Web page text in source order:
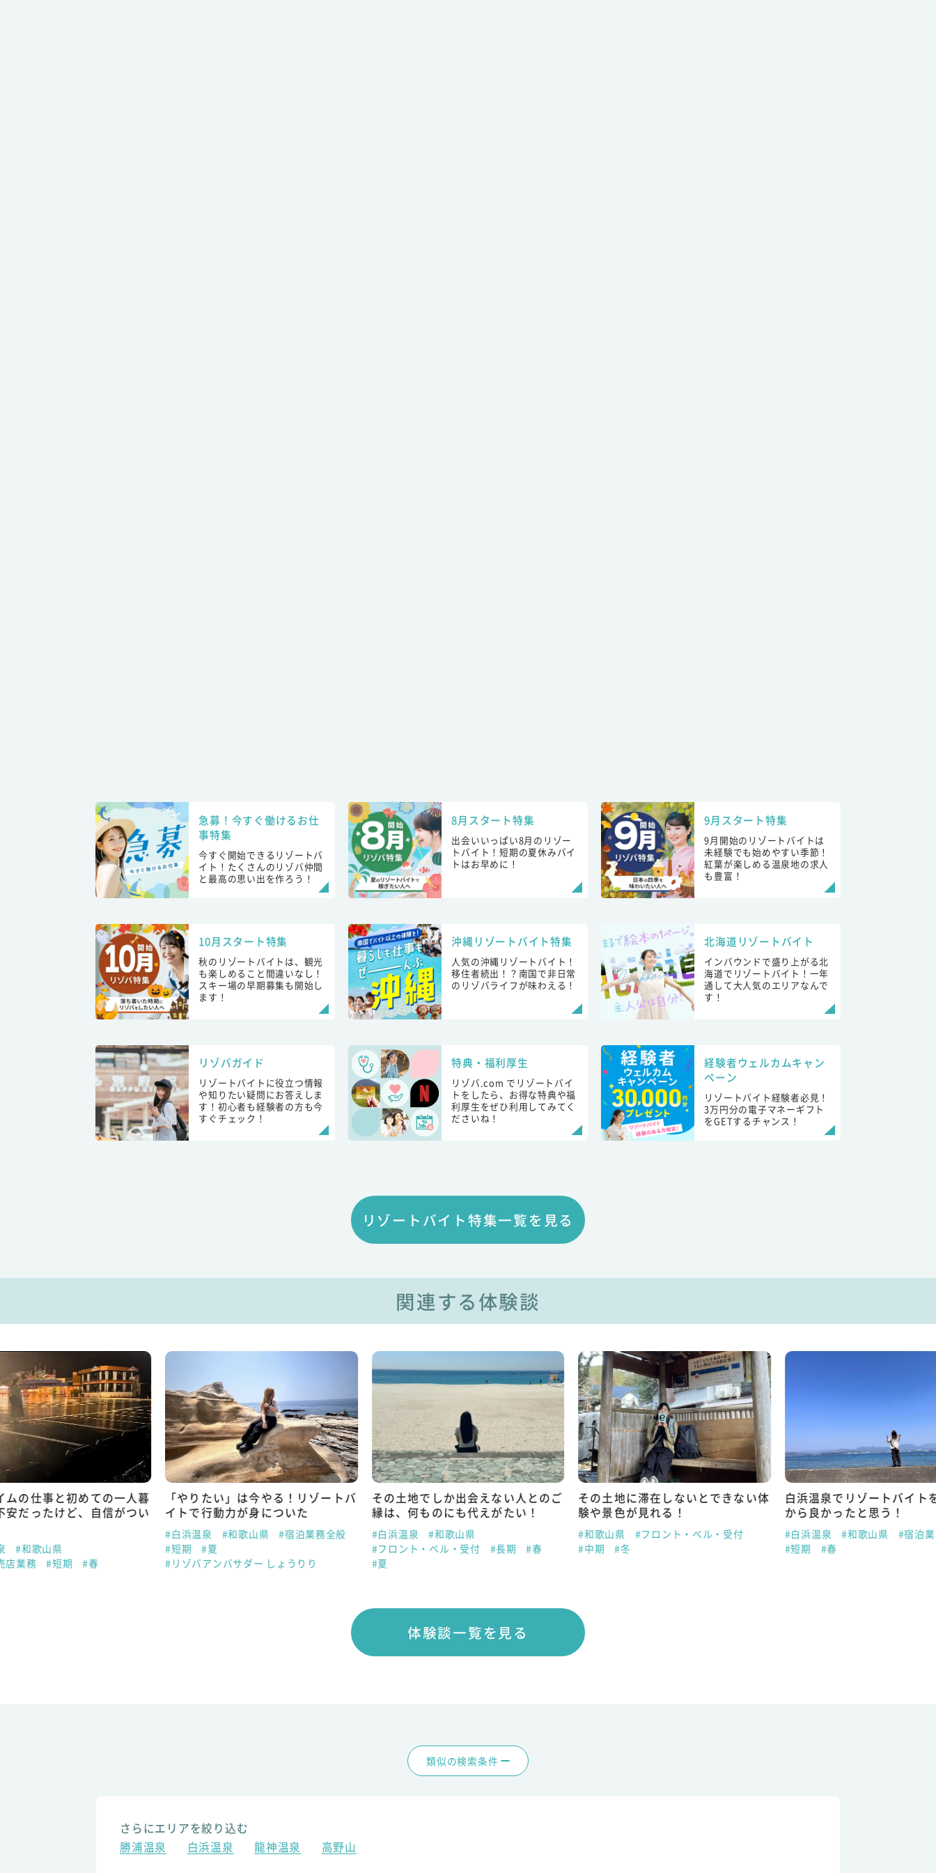
急募！今すぐ働けるお仕
事特集
今すぐ開始できるリゾートバ
イト！たくさんのリゾバ仲間
と最高の思い出を作ろう！
8月スタート特集
出会いいっぱい8月のリゾー
トバイト！短期の夏休みバイ
トはお早めに！
9月スタート特集
9月開始のリゾートバイトは
未経験でも始めやすい季節！
紅葉が楽しめる温泉地の求人
も豊富！
10月スタート特集
秋のリゾートバイトは、観光
も楽しめること間違いなし！
スキー場の早期募集も開始し
ます！
沖縄リゾートバイト特集
人気の沖縄リゾートバイト！
移住者続出！？南国で非日常
のリゾバライフが味わえる！
北海道リゾートバイト
インバウンドで盛り上がる北
海道でリゾートバイト！一年
通して大人気のエリアなんで
す！
リゾバガイド
リゾートバイトに役立つ情報
や知りたい疑問にお答えしま
す！初心者も経験者の方も今
すぐチェック！
特典・福利厚生
リゾバ.com でリゾートバイ
トをしたら、お得な特典や福
利厚生をぜひ利用してみてく
ださいね！
経験者ウェルカムキャン
ペーン
リゾートバイト経験者必見！
3万円分の電子マネーギフト
をGETするチャンス！
リゾートバイト特集一覧を見る
関連する体験談
ムの仕事と初めての一人暮
安だったけど、自信がつい
#和歌山県
店業務
#短期 #春
「やりたい」は今やる！リゾートバ
イトで行動力が身についた
#白浜温泉 #和歌山県
#宿泊業務全般
#短期
#夏
#リゾバアンバサダー しょうりり
その土地でしか出会えない人とのご
縁は、何ものにも代えがたい！
#白浜温泉
#和歌山県
#フロント・ベル・受付
#長期
#春
#夏
その土地に滞在しないとできない体
験や景色が見れる！
#和歌山県
#フロント・ベル・受付
#中期
#冬
白浜温泉でリゾートバイト
から良かったと思う！
#白浜温泉 #和歌山県
#宿泊
#短期
#春
体験談一覧を見る
類似の検索条件
さらにエリアを絞り込む
勝浦温泉
白浜温泉 龍神温泉 高野山